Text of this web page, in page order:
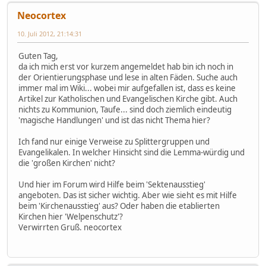
Neocortex
10. Juli 2012, 21:14:31
Guten Tag,
da ich mich erst vor kurzem angemeldet hab bin ich noch in
der Orientierungsphase und lese in alten Fäden. Suche auch
immer mal im Wiki... wobei mir aufgefallen ist, dass es keine
Artikel zur Katholischen und Evangelischen Kirche gibt. Auch
nichts zu Kommunion, Taufe... sind doch ziemlich eindeutig
'magische Handlungen' und ist das nicht Thema hier?
Ich fand nur einige Verweise zu Splittergruppen und
Evangelikalen. In welcher Hinsicht sind die Lemma-würdig und
die 'großen Kirchen' nicht?
Und hier im Forum wird Hilfe beim 'Sektenausstieg'
angeboten. Das ist sicher wichtig. Aber wie sieht es mit Hilfe
beim 'Kirchenausstieg' aus? Oder haben die etablierten
Kirchen hier 'Welpenschutz'?
Verwirrten Gruß. neocortex